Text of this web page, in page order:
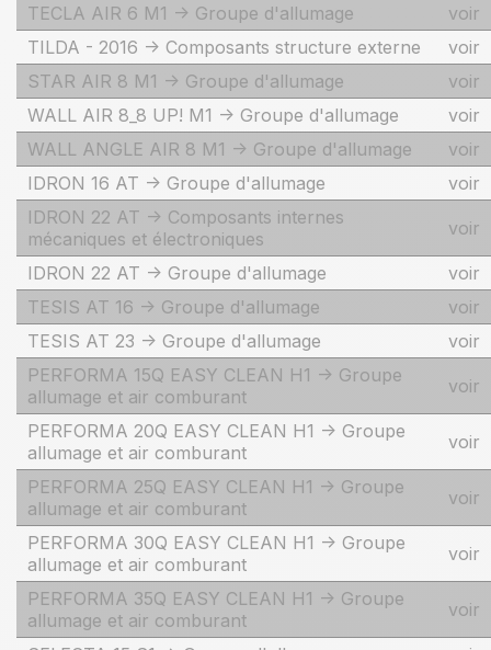
TECLA AIR 6 M1 -> Groupe d'allumage
voir
TILDA - 2016 -> Composants structure externe
voir
STAR AIR 8 M1 -> Groupe d'allumage
voir
WALL AIR 8_8 UP! M1 -> Groupe d'allumage
voir
WALL ANGLE AIR 8 M1 -> Groupe d'allumage
voir
IDRON 16 AT -> Groupe d'allumage
voir
IDRON 22 AT -> Composants internes
mécaniques et électroniques
voir
IDRON 22 AT -> Groupe d'allumage
voir
TESIS AT 16 -> Groupe d'allumage
voir
TESIS AT 23 -> Groupe d'allumage
voir
PERFORMA 15Q EASY CLEAN H1 -> Groupe
allumage et air comburant
voir
PERFORMA 20Q EASY CLEAN H1 -> Groupe
allumage et air comburant
voir
PERFORMA 25Q EASY CLEAN H1 -> Groupe
allumage et air comburant
voir
PERFORMA 30Q EASY CLEAN H1 -> Groupe
allumage et air comburant
voir
PERFORMA 35Q EASY CLEAN H1 -> Groupe
allumage et air comburant
voir